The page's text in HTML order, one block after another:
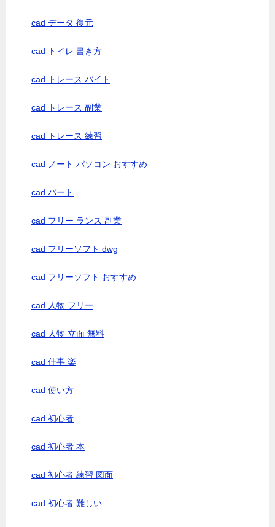
cad データ 復元
cad トイレ 書き方
cad トレース バイト
cad トレース 副業
cad トレース 練習
cad ノート パソコン おすすめ
cad パート
cad フリー ランス 副業
cad フリーソフト dwg
cad フリーソフト おすすめ
cad 人物 フリー
cad 人物 立面 無料
cad 仕事 楽
cad 使い方
cad 初心者
cad 初心者 本
cad 初心者 練習 図面
cad 初心者 難しい